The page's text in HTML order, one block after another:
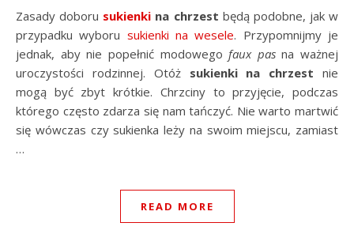
Zasady doboru sukienki na chrzest będą podobne, jak w
przypadku wyboru sukienki na wesele. Przypomnijmy je
jednak, aby nie popełnić modowegofaux pasna ważnej
uroczystości rodzinnej. Otóż sukienki na chrzest nie
mogą być zbyt krótkie. Chrzciny to przyjęcie, podczas
którego często zdarza się nam tańczyć. Nie warto martwić
się wówczas czy sukienka leży na swoim miejscu, zamiast
…
READ MORE